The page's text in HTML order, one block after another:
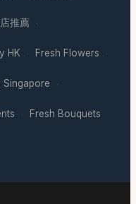
推薦 ·
HK · Fresh Flowers ·
Singapore ·
· Fresh Bouquets